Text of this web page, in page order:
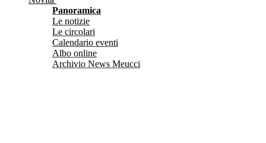
Panoramica
Le notizie
Le circolari
Calendario eventi
Albo online
Archivio News Meucci